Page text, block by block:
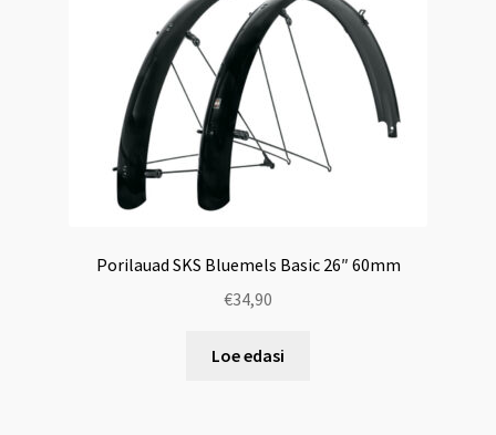
Porilauad SKS Bluemels Basic 26″ 60mm
€34,90
Loe edasi